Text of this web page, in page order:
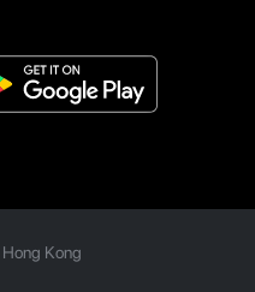
Hong Kong